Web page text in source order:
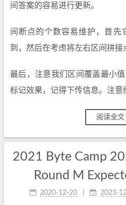
间答案的容易进行更新。
间断点的个数容易维护，首先
到，然后在考虑将左右区间拼接
最后，注意我们区间覆盖最小
标记效果，记得下传信息。注意
阅读全文
2021 Byte Camp
Round M
2020-12-20 2023-